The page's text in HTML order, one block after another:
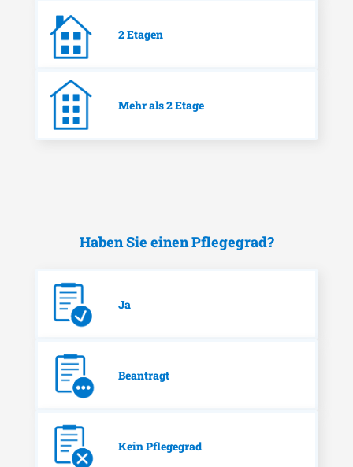
2 Etagen
Mehr als 2 Etage
Haben Sie einen Pflegegrad?
Ja
Beantragt
Kein Pflegegrad